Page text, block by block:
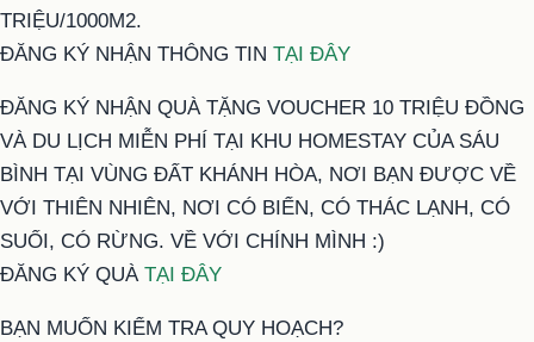
TRIỆU/1000M2.
ĐĂNG KÝ NHẬN THÔNG TIN TẠI ĐÂY
ĐĂNG KÝ NHẬN QUÀ TẶNG VOUCHER 10 TRIỆU ĐỒNG
VÀ DU LỊCH MIỄN PHÍ TẠI KHU HOMESTAY CỦA SÁU
BÌNH TẠI VÙNG ĐẤT KHÁNH HÒA, NƠI BẠN ĐƯỢC VỀ
VỚI THIÊN NHIÊN, NƠI CÓ BIỂN, CÓ THÁC LẠNH, CÓ
SUỐI, CÓ RỪNG. VỀ VỚI CHÍNH MÌNH :)
ĐĂNG KÝ QUÀ TẠI ĐÂY
BẠN MUỐN KIỂM TRA QUY HOẠCH?